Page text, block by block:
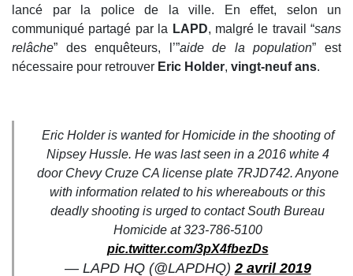
lancé par la police de la ville. En effet, selon un
communiqué partagé par la LAPD, malgré le travail “sans
relâche” des enquêteurs, l’”aide de la population” est
nécessaire pour retrouver Eric Holder, vingt-neuf ans.
Eric Holder is wanted for Homicide in the shooting of
Nipsey Hussle. He was last seen in a 2016 white 4
door Chevy Cruze CA license plate 7RJD742. Anyone
with information related to his whereabouts or this
deadly shooting is urged to contact South Bureau
Homicide at 323-786-5100
pic.twitter.com/3pX4fbezDs
— LAPD HQ (@LAPDHQ)2 avril 2019